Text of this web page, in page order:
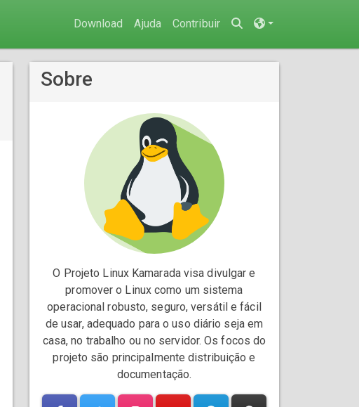
Download Ajuda Contribuir
Sobre
O Projeto Linux Kamarada visa divulgar e
promover o Linux como um sistema
operacional robusto, seguro, versátil e fácil
de usar, adequado para o uso diário seja em
casa, no trabalho ou no servidor. Os focos do
projeto são principalmente distribuição e
documentação.